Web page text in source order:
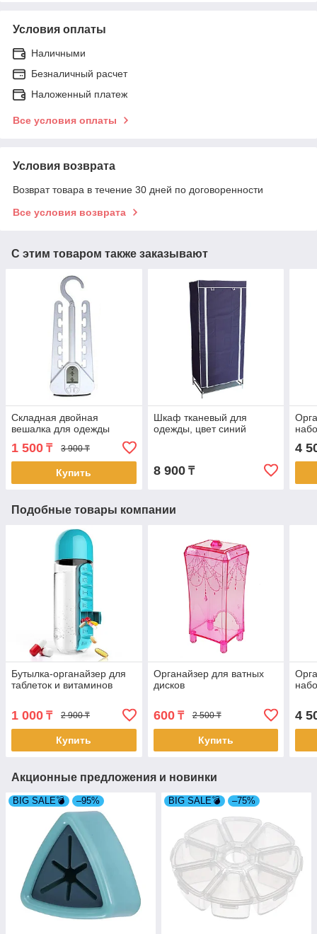
Условия оплаты
Наличными
Безналичный расчет
Наложенный платеж
Все условия оплаты
Условия возврата
Возврат товара в течение 30 дней по договоренности
Все условия возврата
С этим товаром также заказывают
Складная двойная
вешалка для одежды
1 500 ₸ 3 900 ₸
Купить
Шкаф тканевый для
одежды, цвет синий
8 900₸
4
Подобные товары компании
Бутылка-органайзер для
таблеток и витаминов
1 000 ₸ 2 900 ₸
Купить
Органайзер для ватных
дисков
600₸ 2 500 ₸
Купить
4
Акционные предложения и новинки
BIG SALE💣 –95% BIG SALE💣 –75%